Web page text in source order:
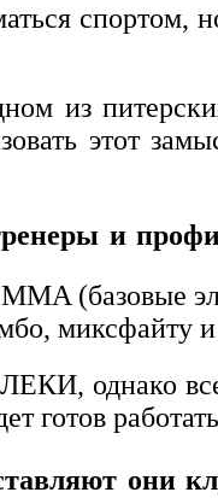
спортом,
из
этот
и
(базовые
миксфайту и
однако
готов
они